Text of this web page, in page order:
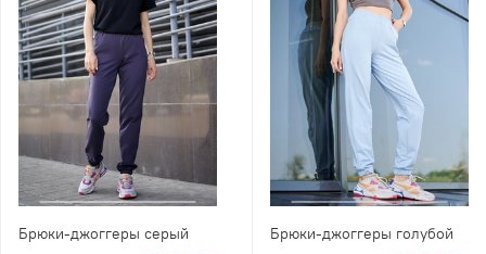
Брюки-джоггеры серый Брюки-джоггеры голубой